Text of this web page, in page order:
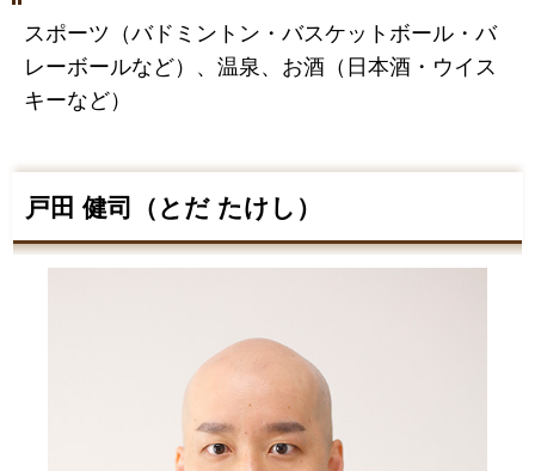
スポーツ（バドミントン・バスケットボール・バ
レーボールなど）、温泉、お酒（日本酒・ウイス
キーなど）
戸田 健司（とだ たけし）